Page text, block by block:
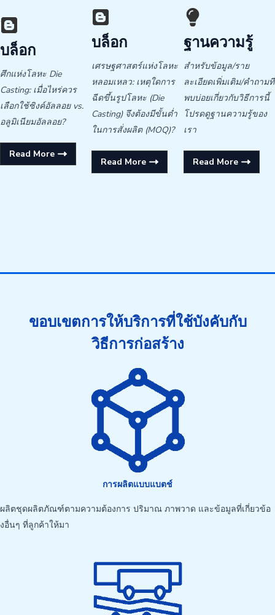
บล็อก
ศึกแห่งโลหะ Die
Casting: เมื่อไหร่ควร
เลือกใช้ซิงค์อัลลอย vs.
อลูมิเนียมอัลลอย?
Read More
บล็อก
เศรษฐศาสตร์แห่งโลหะ
หลอมเหลว: เหตุใดการ
ฉีดขึ้นรูปโลหะ (Die
Casting) จึงต้องมีขั้นต่ำ
ในการสั่งผลิต (MOQ)?
Read More
ฐานความรู้
สำหรับข้อมูล/ราย
ละเอียดเพิ่มเติม/คำถามที่
พบบ่อยเกี่ยวกับวิธีการนี้
โปรดดูฐานความรู้ของ
เรา
Read More
ขอบเขตการให้บริการที่ใช้บังคับกับ
วิธีการก่อสร้าง
การผลิตแบบแบตช์
ผลิตชุดผลิตภัณฑ์ตามความต้องการ ปริมาณ ภาพวาด และข้อมูลที่เกี่ยวข้อ
งอื่นๆ ที่ลูกค้าให้มา